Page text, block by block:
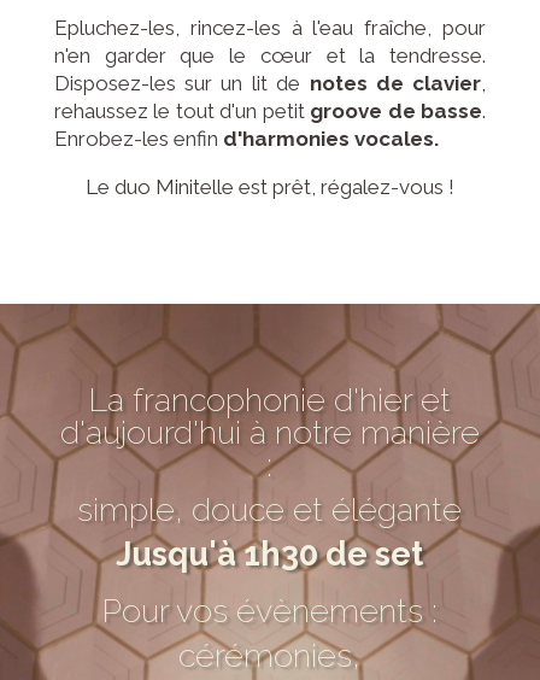
Epluchez-les, rincez-les à l'eau fraîche, pour
n'en garder que le cœur et la tendresse.
Disposez-les sur un lit de notes de clavier
rehaussez le tout d'un petit groove de basse.
Enrobez-les enfin d'harmonies vocales.
Le duo Minitelle est prêt, régalez-vous !
La francophonie d'hier et
d'aujourd'hui à notre manière
:
simple, douce et élégante
Jusqu'à 1h30 de set
Pour vos évènements :
cérémonies,